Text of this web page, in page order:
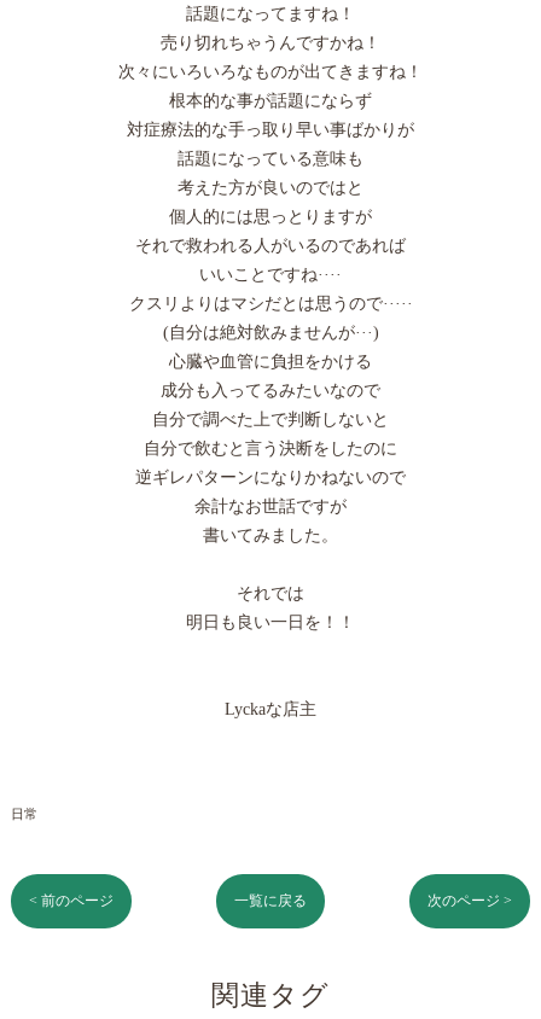
話題になってますね！
売り切れちゃうんですかね！
次々にいろいろなものが出てきますね！
根本的な事が話題にならず
対症療法的な手っ取り早い事ばかりが
話題になっている意味も
考えた方が良いのではと
個人的には思っとりますが
それで救われる人がいるのであれば
いいことですね····
クスリよりはマシだとは思うので·····
(自分は絶対飲みませんが···)
心臓や血管に負担をかける
成分も入ってるみたいなので
自分で調べた上で判断しないと
自分で飲むと言う決断をしたのに
逆ギレパターンになりかねないので
余計なお世話ですが
書いてみました。
それでは
明日も良い一日を！！
Lyckaな店主
日常
< 前のページ 一覧に戻る 次のページ >
関連タグ